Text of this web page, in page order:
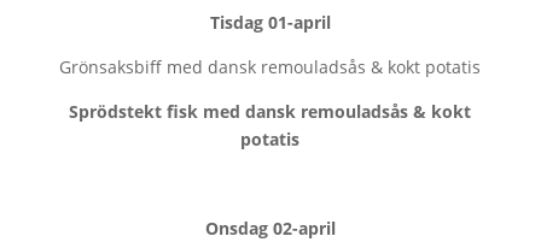
Tisdag 01-april
Grönsaksbiff med dansk remouladsås & kokt potatis
Sprödstekt fisk med dansk remouladsås & kokt
potatis
Onsdag 02-april